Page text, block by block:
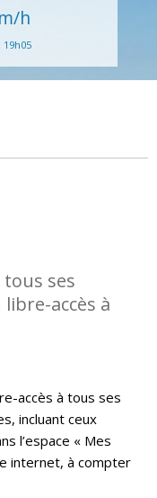
h
19h05
ses
accès à
accès à tous ses
incluant ceux
l’espace « Mes
internet, à compter